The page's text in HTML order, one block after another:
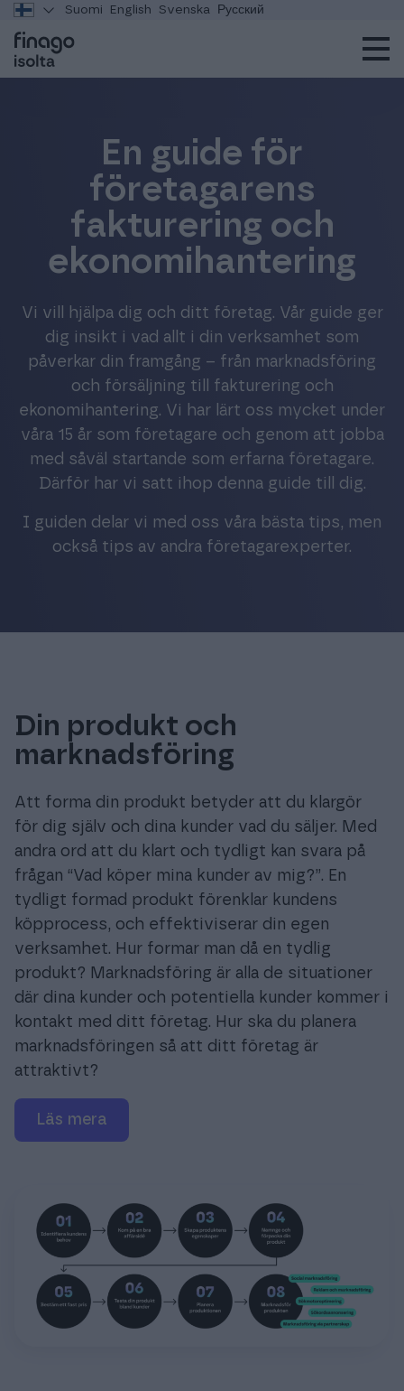
Suomi English Svenska Русский
En guide för
företagarens
fakturering och
ekonomihantering
Vi vill hjälpa dig och ditt företag. Vår guide ger
dig insikt i vad allt i din verksamhet som
påverkar din framgång – från marknadsföring
och försäljning till fakturering och
ekonomihantering. Vi har lärt oss mycket under
våra 15 år som företagare och genom att jobba
med såväl startande som erfarna företagare.
Därför har vi satt ihop denna guide till dig.
I guiden delar vi med oss våra bästa tips, men
också tips av andra företagarexperter.
Din produkt och
marknadsföring
Att forma din produkt betyder att du klargör
för dig själv och dina kunder vad du säljer. Med
andra ord att du klart och tydligt kan svara på
frågan “Vad köper mina kunder av mig?”. En
tydligt formad produkt förenklar kundens
köpprocess, och effektiviserar din egen
verksamhet. Hur formar man då en tydlig
produkt? Marknadsföring är alla de situationer
där dina kunder och potentiella kunder kommer i
kontakt med ditt företag. Hur ska du planera
marknadsföringen så att ditt företag är
attraktivt?
Läs mera